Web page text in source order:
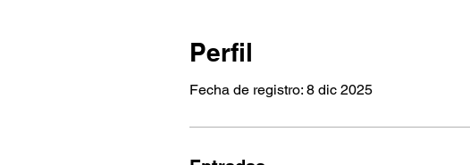
Perfil
Fecha de registro: 8 dic 2025